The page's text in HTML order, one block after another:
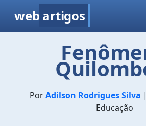
web artigos
PorAdilson Rodrigues Silva
Educação